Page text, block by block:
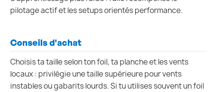
pilotage actif et les setups orientés performance.
Conseils d'achat
Choisis ta taille selon ton foil, ta planche et les vents
locaux : privilégie une taille supérieure pour vents
instables ou gabarits lourds. Si tu utilises souvent un foil